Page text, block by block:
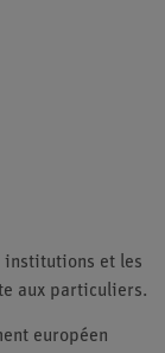
institutions et les
aux particuliers.
européen